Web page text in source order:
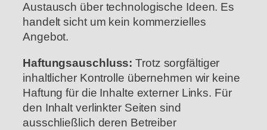
Austausch über technologische Ideen. Es
handelt sicht um kein kommerzielles
Angebot.
Haftungsauschluss: Trotz sorgfältiger
inhaltlicher Kontrolle übernehmen wir keine
Haftung für die Inhalte externer Links. Für
den Inhalt verlinkter Seiten sind
ausschließlich deren Betreiber